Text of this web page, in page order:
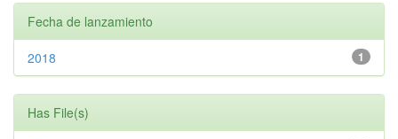
Fecha de lanzamiento
1
2018
Has File(s)